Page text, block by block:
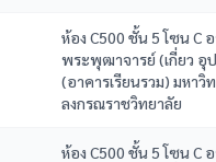
ห้อง C500 ชั้น 5 โซน C
พระพุฒาจารย์ (เกี่ยว อุป
(อาคารเรียนรวม) มหาวิ
ลงกรณราชวิทยาลัย
ห้อง C500 ชั้น 5 โซน C